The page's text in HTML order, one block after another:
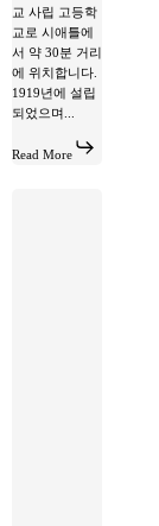
교 사립 고등학
교로 시애틀에
서 약 30분 거리
에 위치합니다.
1919년에 설립
되었으며...
Read More